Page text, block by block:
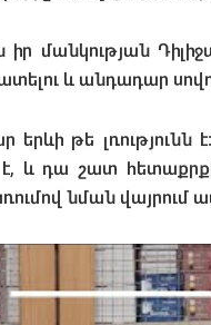
իր մանկության
և անդադար
երևի թե լռությունն
և դա շատ
նման վայրում